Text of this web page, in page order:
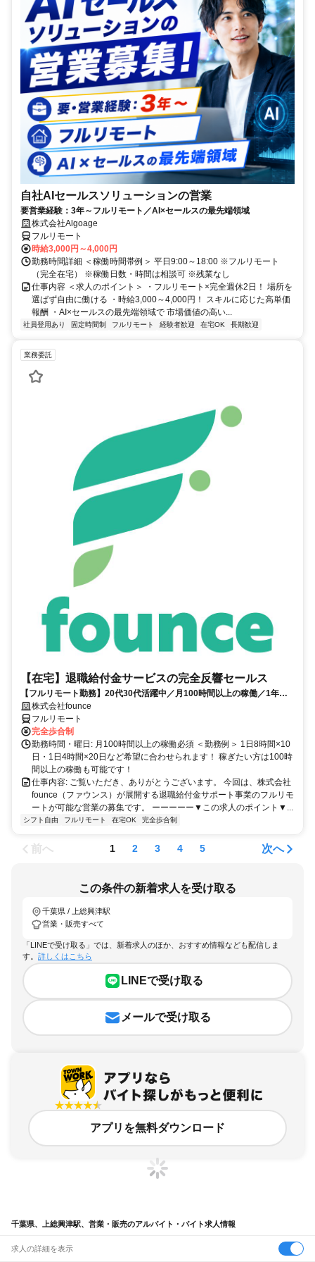
自社AIセールスソリューションの営業
要営業経験：3年～フルリモート／AI×セールスの最先端領域
株式会社Algoage
フルリモート
時給3,000円～4,000円
勤務時間詳細 ＜稼働時間帯例＞ 平日9:00～18:00 ※フルリモート
（完全在宅） ※稼働日数・時間は相談可 ※残業なし
仕事内容 ＜求人のポイント＞ ・フルリモート×完全週休2日！ 場所を
選ばず自由に働ける ・時給3,000～4,000円！ スキルに応じた高単価
報酬 ・AI×セールスの最先端領域で 市場価値の高い...
社員登用あり 固定時間制 フルリモート 経験者歓迎 在宅OK 長期歓迎
業務委託
【在宅】退職給付金サービスの完全反響セールス
【フルリモート勤務】20代30代活躍中／月100時間以上の稼働／1年目
の最高月収100万円／営業経験1年あればOK／アポ取りなし提案のみ／
研修制度充実
株式会社founce
フルリモート
完全歩合制
勤務時間・曜日: 月100時間以上の稼働必須 ＜勤務例＞ 1日8時間×10
日・1日4時間×20日など希望に合わせられます！ 稼ぎたい方は100時
間以上の稼働も可能です！
仕事内容: ご覧いただき、ありがとうございます。 今回は、株式会社
founce（ファウンス）が展開する退職給付金サポート事業のフルリモ
ートが可能な営業の募集です。 ーーーーー▼この求人のポイント▼...
シフト自由 フルリモート 在宅OK 完全歩合制
前へ 1 2 3 4 5 次へ
この条件の新着求人を受け取る
千葉県 / 上総興津駅
営業・販売すべて
「LINEで受け取る」では、新着求人のほか、おすすめ情報なども配信しま
す。 詳しくはこちら
LINEで受け取る
メールで受け取る
アプリを無料ダウンロード
千葉県、上総興津駅、営業・販売のアルバイト・バイト求人情報
求人の詳細を表示